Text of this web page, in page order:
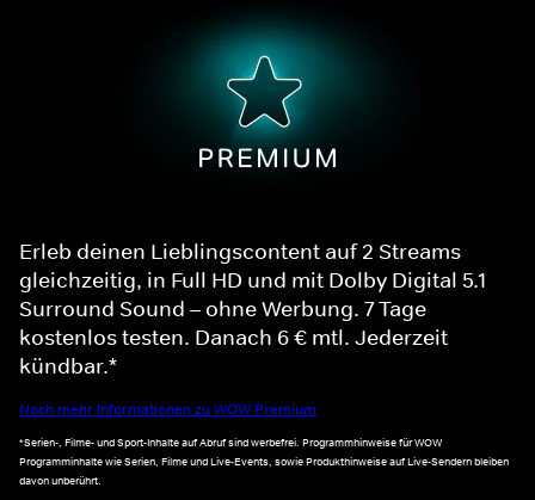
Erleb deinen Lieblingscontent auf 2 Streams
gleichzeitig, in Full HD und mit Dolby Digital 5.1
Surround Sound – ohne Werbung. 7 Tage
kostenlos testen. Danach 6 € mtl. Jederzeit
kündbar.*
Noch mehr Informationen zu WOW Premium
*Serien-, Filme- und Sport-Inhalte auf Abruf sind werbefrei. Programmhinweise für WOW
Programminhalte wie Serien, Filme und Live-Events, sowie Produkthinweise auf Live-Sendern bleiben
davon unberührt.